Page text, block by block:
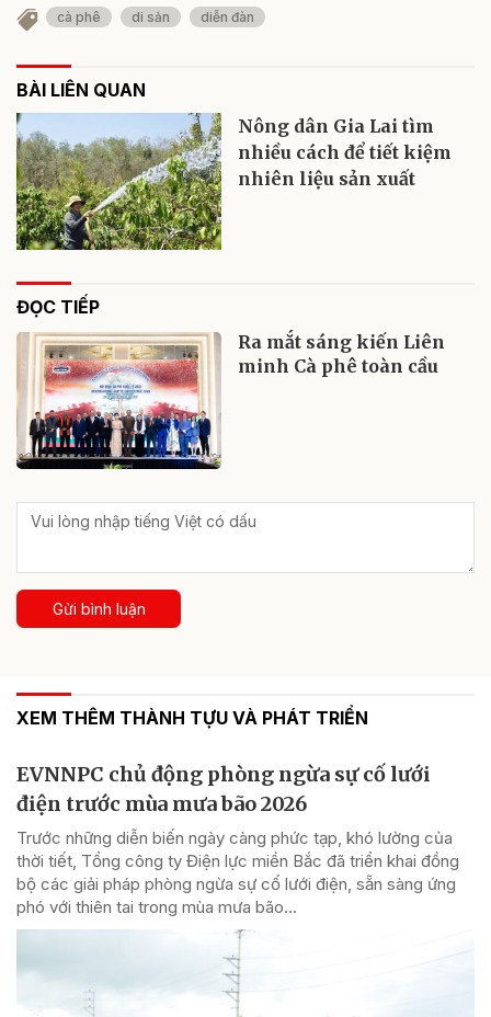
cà phê di sản diễn đàn
BÀI LIÊN QUAN
Nông dân Gia Lai tìm
nhiều cách để tiết kiệm
nhiên liệu sản xuất
ĐỌC TIẾP
Ra mắt sáng kiến Liên
minh Cà phê toàn cầu
Gửi bình luận
XEM THÊM THÀNH TỰU VÀ PHÁT TRIỂN
EVNNPC chủ động phòng ngừa sự cố lưới
điện trước mùa mưa bão 2026
Trước những diễn biến ngày càng phức tạp, khó lường của
thời tiết, Tổng công ty Điện lực miền Bắc đã triển khai đồng
bộ các giải pháp phòng ngừa sự cố lưới điện, sẵn sàng ứng
phó với thiên tai trong mùa mưa bão...